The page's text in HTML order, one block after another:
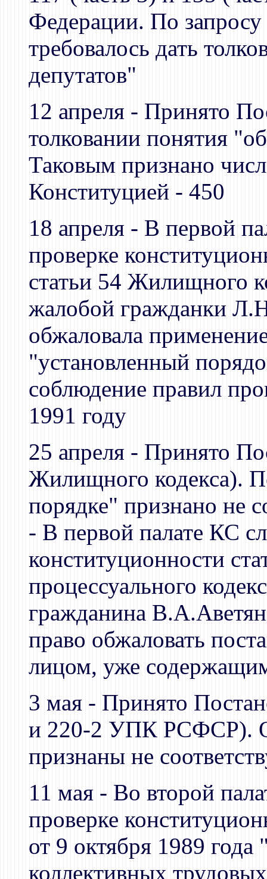
Федерации. По
требовалось дать
депутатов"
12 апреля - Принято
толковании понятия
Таковым признано
Конституцией - 450
18 апреля - В первой
проверке
статьи 54 Жилищного
жалобой гражданки
обжаловала
"установленный
соблюдение правил
1991 году
25 апреля - Принято
Жилищного кодекса).
порядке" признано не
- В первой палате КС
конституционности
процессуального
гражданина
право обжаловать
лицом, уже
3 мая - Принято
и 220-2 УПК РСФСР).
признаны не
11 мая - Во второй
проверке
от 9 октября 1989
коллективных